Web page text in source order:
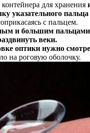
для хранения
указательного
с пальцем.
и большим пальцами
веки.
оптики нужно
на роговую оболочку.